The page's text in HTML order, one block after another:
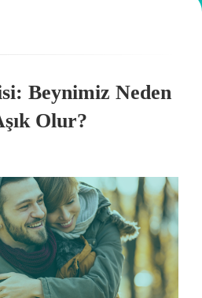
Beynimiz Neden
Olur?